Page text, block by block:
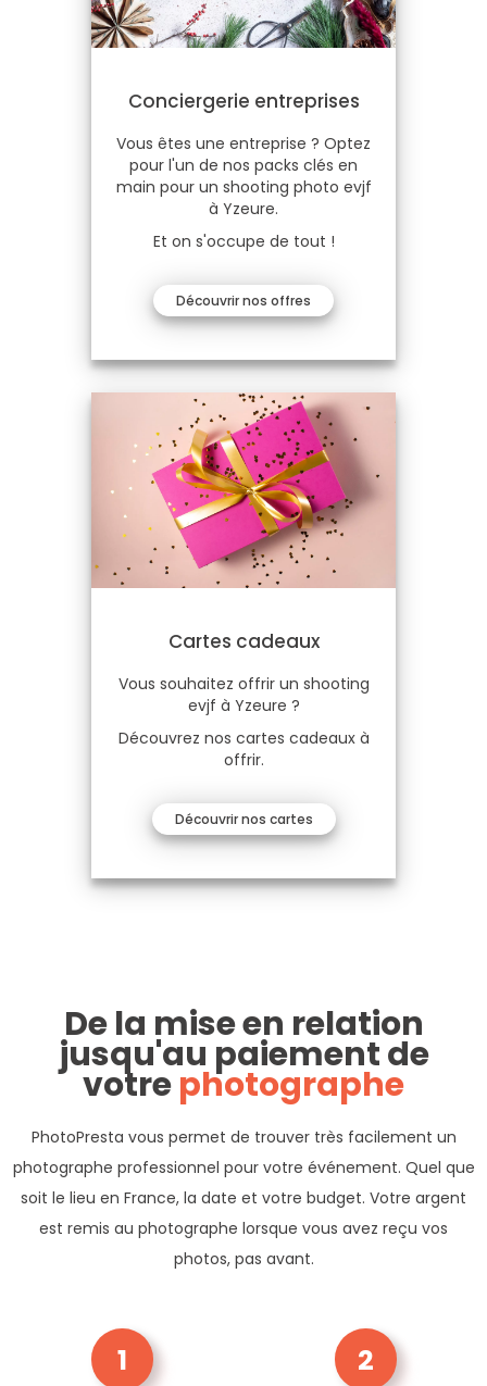
Conciergerie entreprises
Vous êtes une entreprise ? Optez
pour l'un de nos packs clés en
main pour un shooting photo evjf
à Yzeure.
Et on s'occupe de tout !
Découvrir nos offres
Cartes cadeaux
Vous souhaitez offrir un shooting
evjf à Yzeure ?
Découvrez nos cartes cadeaux à
offrir.
Découvrir nos cartes
De la mise en relation
jusqu'au paiement de
votrephotographe
PhotoPresta vous permet de trouver très facilement un
photographe professionnel pour votre événement. Quel que
soit le lieu en France, la date et votre budget. Votre argent
est remis au photographe lorsque vous avez reçu vos
photos, pas avant.
1 2